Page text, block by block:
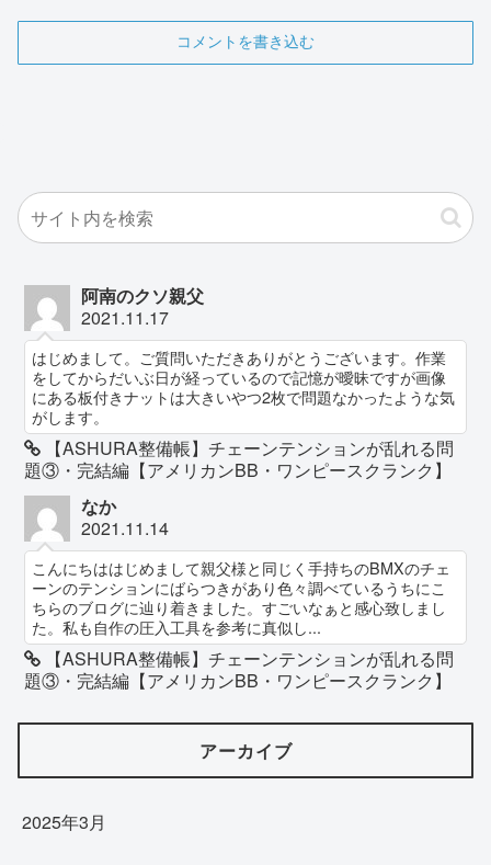
コメントを書き込む
阿南のクソ親父
2021.11.17
はじめまして。ご質問いただきありがとうございます。作業
をしてからだいぶ日が経っているので記憶が曖昧ですが画像
にある板付きナットは大きいやつ2枚で問題なかったような気
がします。
【ASHURA整備帳】チェーンテンションが乱れる問
題③・完結編【アメリカンBB・ワンピースクランク】
なか
2021.11.14
こんにちははじめまして親父様と同じく手持ちのBMXのチェ
ーンのテンションにばらつきがあり色々調べているうちにこ
ちらのブログに辿り着きました。すごいなぁと感心致しまし
た。私も自作の圧入工具を参考に真似し...
【ASHURA整備帳】チェーンテンションが乱れる問
題③・完結編【アメリカンBB・ワンピースクランク】
アーカイブ
2025年3月